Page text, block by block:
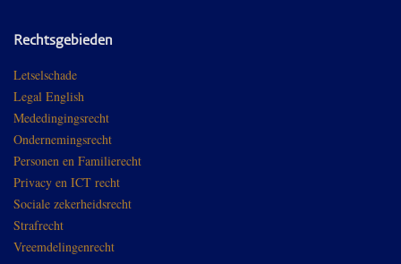
Rechtsgebieden
Letselschade
Legal English
Mededingingsrecht
Ondernemingsrecht
Personen en Familierecht
Privacy en ICT recht
Sociale zekerheidsrecht
Strafrecht
Vreemdelingenrecht